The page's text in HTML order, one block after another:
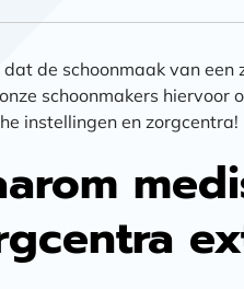
de schoonmaak van een
schoonmakers hiervoor
instellingen en zorgcentra!